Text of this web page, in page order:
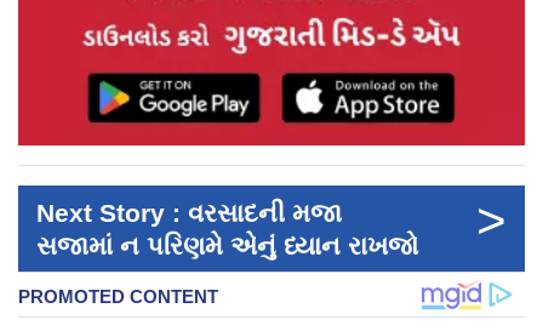
Next Story : વરસાદની મજા
સજામાં ન પરિણમે એનું ધ્યાન રાખજો
>